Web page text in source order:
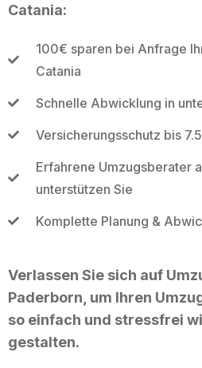
Catania:
100€ sparen bei Anfrage
Catania
Schnelle Abwicklung in
Versicherungsschutz bis
Erfahrene Umzugsberater
unterstützen Sie
Komplette Planung &
Verlassen Sie sich auf
Paderborn, um Ihren
so einfach und stressfrei
gestalten.